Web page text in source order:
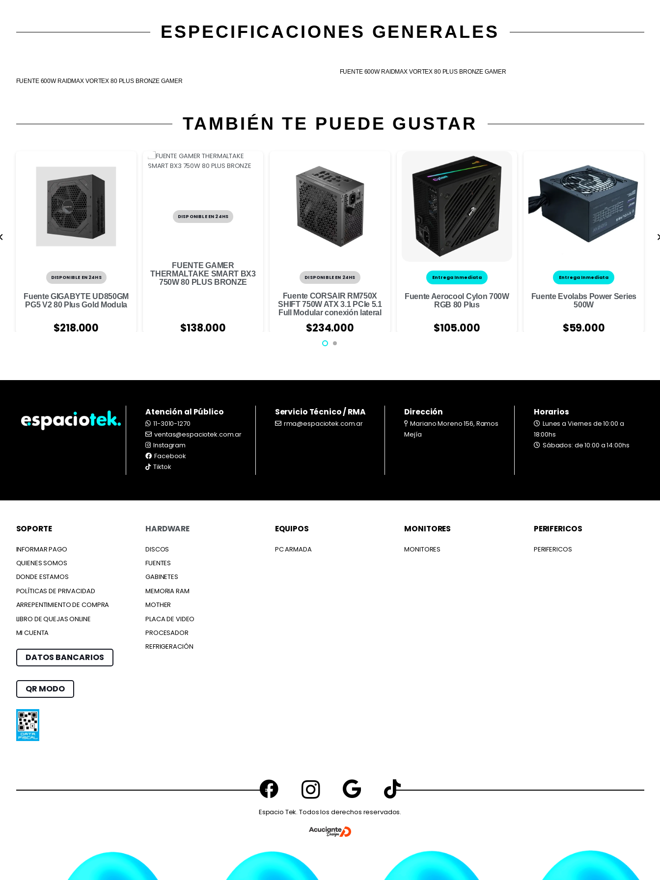
ESPECIFICACIONES GENERALES
FUENTE 600W RAIDMAX VORTEX 80 PLUS BRONZE GAMER
FUENTE 600W RAIDMAX VORTEX 80 PLUS BRONZE GAMER
TAMBIÉN TE PUEDE GUSTAR
DISPONIBLE EN 24HS
Fuente GIGABYTE UD850GM
PG5 V2 80 Plus Gold Modula
$218.000
DISPONIBLE EN 24HS
FUENTE GAMER
THERMALTAKE SMART BX3
750W 80 PLUS BRONZE
$138.000
DISPONIBLE EN 24HS
Fuente CORSAIR RM750X
SHIFT 750W ATX 3.1 PCIe 5.1
Full Modular conexión lateral
$234.000
Entrega Inmediata
Fuente Aerocool Cylon 700W
RGB 80 Plus
$105.000
Entrega Inmediata
Fuente Evolabs Power Series
500W
$59.000
Atención al Público
11-3010-1270
ventas@espaciotek.com.ar
Instagram
Facebook
Tiktok
Servicio Técnico / RMA
rma@espaciotek.com.ar
Dirección
Mariano Moreno 156, Ramos
Mejía
Horarios
Lunes a Viernes de 10:00 a
18:00hs
Sábados: de 10:00 a 14:00hs
SOPORTE
INFORMAR PAGO
QUIENES SOMOS
DONDE ESTAMOS
POLÍTICAS DE PRIVACIDAD
ARREPENTIMIENTO DE COMPRA
LIBRO DE QUEJAS ONLINE
MI CUENTA
DATOS BANCARIOS
QR MODO
HARDWARE
DISCOS
FUENTES
GABINETES
MEMORIA RAM
MOTHER
PLACA DE VIDEO
PROCESADOR
REFRIGERACIÓN
EQUIPOS
PC ARMADA
MONITORES
MONITORES
PERIFERICOS
PERIFERICOS
Espacio Tek. Todos los derechos reservados.